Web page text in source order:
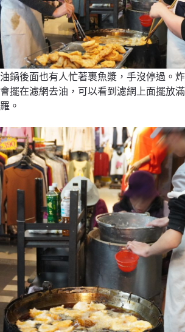
油鍋後面也有人忙著裹魚漿，手沒停過。
會擺在濾網去油，可以看到濾網上面擺放
羅。